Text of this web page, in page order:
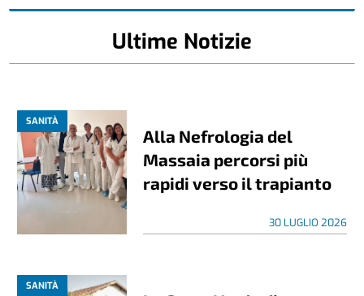
Ultime Notizie
SANITÀ
Alla Nefrologia del
Massaia percorsi più
rapidi verso il trapianto
30 LUGLIO 2026
SANITÀ